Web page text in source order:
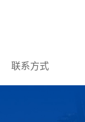
联系方式